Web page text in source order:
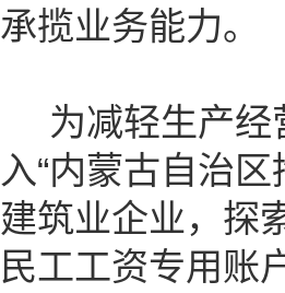
承揽业务能力。
为减轻生产经
入“内蒙古自治
建筑业企业，探
民工工资专用账